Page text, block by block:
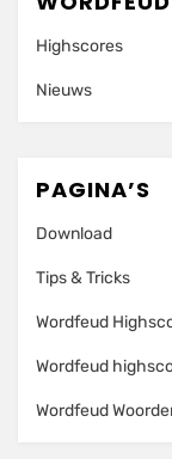
Highscores
Nieuws
PAGINA’S
Download
Tips & Tricks
Wordfeud
Wordfeud
Wordfeud